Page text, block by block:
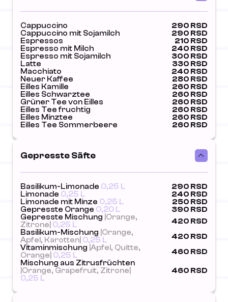
Cappuccino
290 RSD
Cappuccino mit Sojamilch
290 RSD
Espressos
210 RSD
Espresso mit Milch
240 RSD
Espresso mit Sojamilch
300 RSD
Latte
330 RSD
Macchiato
240 RSD
Neuer Kaffee
280 RSD
Eilles Kamille
260 RSD
Eilles Schwarztee
260 RSD
Grüner Tee von Eilles
260 RSD
Eilles Tee fruchtig
260 RSD
Eilles Minztee
260 RSD
Eilles Tee Sommerbeere
260 RSD
Gepresste Säfte
Basilikum-Limonade 0,25 L
290 RSD
Limonade 0,25 L
240 RSD
Limonade mit Minze 0,25 L
250 RSD
Gepresste Orange 0,20 L
390 RSD
Gepresste Mischung |Orange,
Zitrone| 0,25 L
420 RSD
Basilikum-Mischung |Orange,
Apfel, Karotten| 0,25 L
420 RSD
Vitaminmischung |Apfel, Quitte,
Orange| 0,25 L
460 RSD
Mischung aus Zitrusfrüchten
|Orange, Grapefruit, Zitrone|
0,25 L
460 RSD